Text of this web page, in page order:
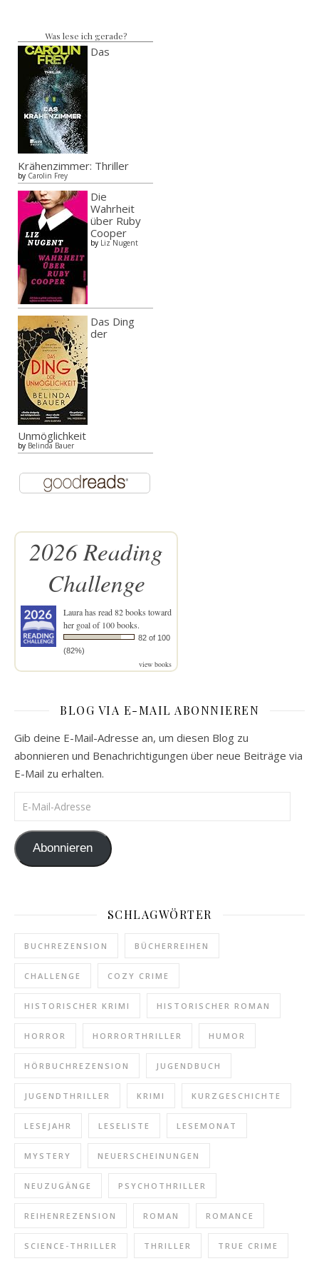
Was lese ich gerade?
Das
Krähenzimmer: Thriller
by Carolin Frey
Die
Wahrheit
über Ruby
Cooper
by Liz Nugent
Das Ding
der
Unmöglichkeit
by Belinda Bauer
2026 Reading
Challenge
Laurahas read 82 books toward
her goal of 100 books.
82 of 100
(82%)
view books
BLOG VIA E-MAIL ABONNIEREN
Gib deine E-Mail-Adresse an, um diesen Blog zu
abonnieren und Benachrichtigungen über neue Beiträge via
E-Mail zu erhalten.
E-Mail-Adresse
Abonnieren
SCHLAGWÖRTER
BUCHREZENSION BÜCHERREIHEN
CHALLENGE COZY CRIME
HISTORISCHER KRIMI HISTORISCHER ROMAN
HORROR HORRORTHRILLER HUMOR
HÖRBUCHREZENSION JUGENDBUCH
JUGENDTHRILLER KRIMI KURZGESCHICHTE
LESEJAHR LESELISTE LESEMONAT
MYSTERY NEUERSCHEINUNGEN
NEUZUGÄNGE PSYCHOTHRILLER
REIHENREZENSION ROMAN ROMANCE
SCIENCE-THRILLER THRILLER TRUE CRIME